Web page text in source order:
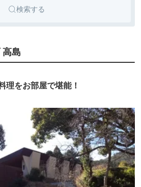
検索する
高島
理をお部屋で堪能！